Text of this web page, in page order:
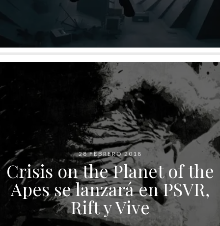
28 FEBRERO 2018
Crisis on the Planet of the
Apes se lanzará en PSVR,
Rift y Vive